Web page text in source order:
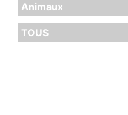
Animaux
TOUS